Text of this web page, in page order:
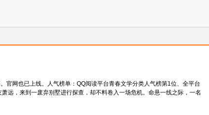
官网也已上线。人气榜单：QQ阅读平台青春文学分类人气榜第1位、全平台
远，来到一废弃别墅进行探查，却不料卷入一场危机。命悬一线之际，一名